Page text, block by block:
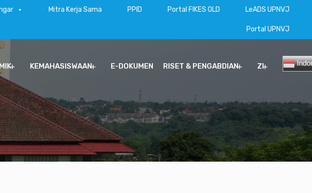
Mitra Kerja Sama PPID Portal FIKES OLD LeADS UPNVJ
Portal UPNVJ
KEMAHASISWAAN E-DOKUMEN RISET & PENGABDIAN ZI